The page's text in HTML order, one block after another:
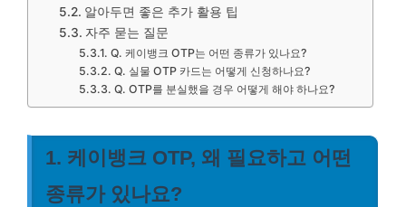
알아두면 좋은 추가 활용 팁
자주 묻는 질문
Q. 케이뱅크 OTP는 어떤 종류가 있나요?
Q. 실물 OTP 카드는 어떻게 신청하나요?
Q. OTP를 분실했을 경우 어떻게 해야 하나요?
1. 케이뱅크 OTP, 왜 필요하고 어떤
종류가 있나요?